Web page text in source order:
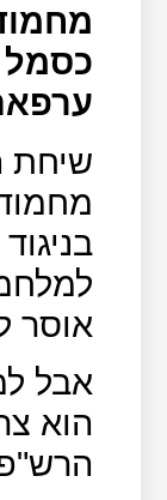
כסמל
שיחת
אוסר
אבל
הוא